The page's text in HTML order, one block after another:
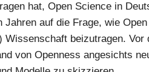
hat, Open Science in
Jahren auf die Frage, wie
Wissenschaft beizutragen.
von Openness angesichts